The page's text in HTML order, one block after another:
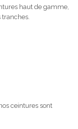
haut de gamme,
ceintures sont